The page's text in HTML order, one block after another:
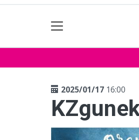
2025/01/17 16:00